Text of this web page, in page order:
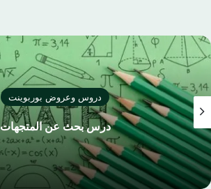
دروس وعروض بوربوينت
درس بحث عن المتجهات